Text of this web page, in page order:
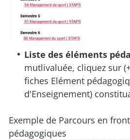
Liste des éléments
mutlivaluée, cliquez sur
fiches Elément
d'Enseignement)
Exemple de Parcours en
pédagogiques